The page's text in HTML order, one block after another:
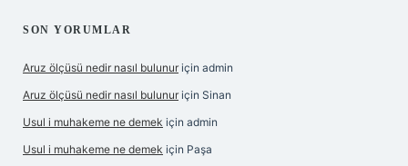
SON YORUMLAR
Aruz ölçüsü nedir nasıl bulunur için admin
Aruz ölçüsü nedir nasıl bulunur için Sinan
Usul i muhakeme ne demek için admin
Usul i muhakeme ne demek için Paşa